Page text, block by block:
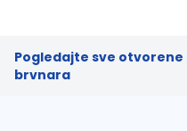
Pogledajte sve otvorene
brvnara